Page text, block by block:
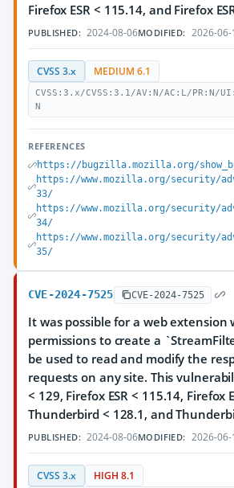
Firefox ESR < 115.14, and Firefox
PUBLISHED: 2024-08-06MODIFIED: 2026-06-
CVSS 3.x MEDIUM 6.1
CVSS:3.x/CVSS:3.1/AV:N/AC:L/PR:N/
N
REFERENCES
https://bugzilla.mozilla.org/
https://www.mozilla.org/security/
33/
https://www.mozilla.org/security/
34/
https://www.mozilla.org/security/
35/
CVE-2024-7525 CVE-2024-7525
It was possible for a web extension
permissions to create a
be used to read and modify the
requests on any site. This
< 129, Firefox ESR < 115.14, Firefox
Thunderbird < 128.1, and
PUBLISHED: 2024-08-06MODIFIED: 2026-06-
CVSS 3.x HIGH 8.1